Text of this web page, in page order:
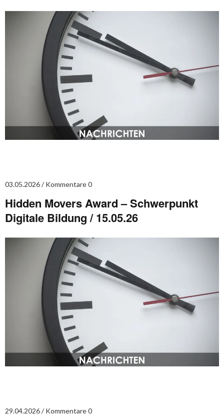
03.05.2026 Kommentare 0
Hidden Movers Award – Schwerpunkt
Digitale Bildung / 15.05.26
29.04.2026 Kommentare 0